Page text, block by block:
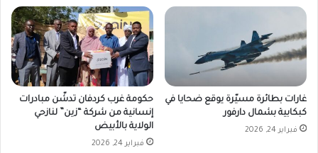
غارات بطائرة مسيّرة يوقع ضحايا في
كبكابية بشمال دارفور
فبراير 24, 2026
حكومة غرب كردفان تدشّن مبادرات
إنسانية من شركة “زين” لنازحي
الولاية بالأبيض
فبراير 24, 2026